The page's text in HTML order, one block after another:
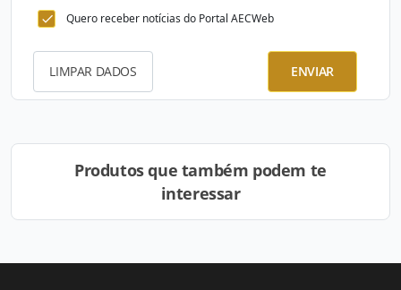
Quero receber notícias do Portal AECWeb
LIMPAR DADOS ENVIAR
Produtos que também podem te
interessar